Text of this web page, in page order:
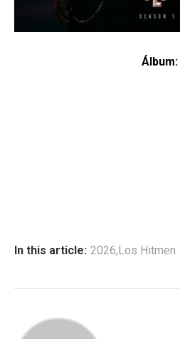
Álbum:
In this article: 2026,Los Hitmen